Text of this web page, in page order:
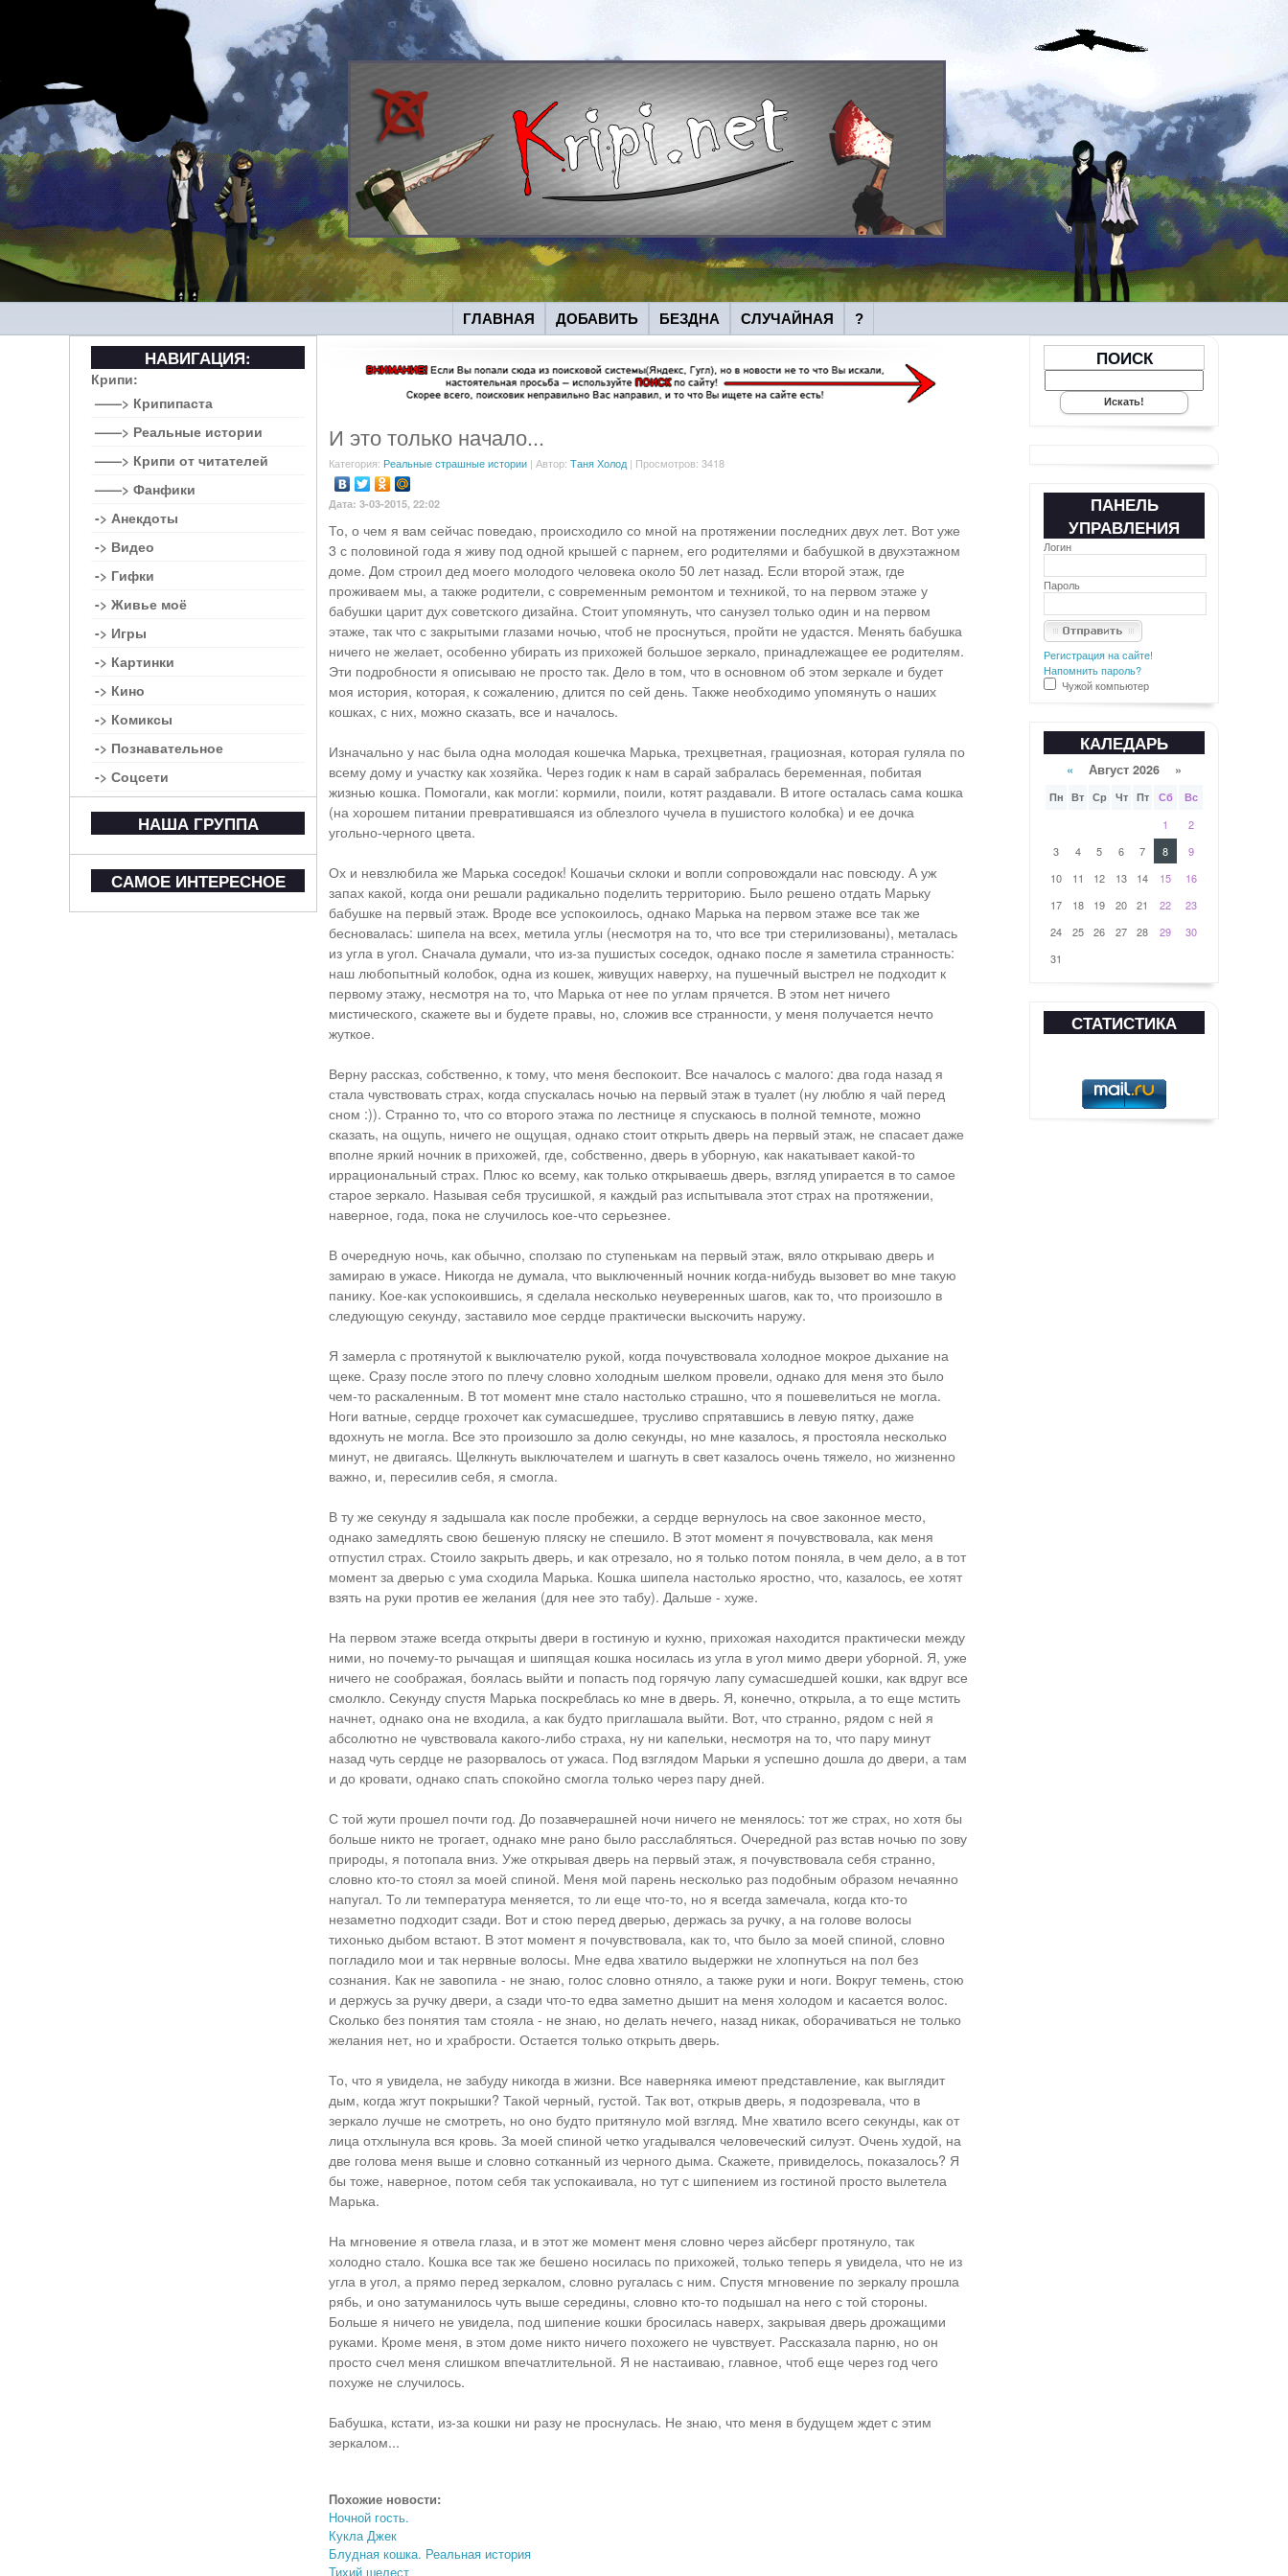
ГЛАВНАЯ ДОБАВИТЬ БЕЗДНА СЛУЧАЙНАЯ ?
И это только начало...
Категория: Реальные страшные истории| Автор: Таня Холод| Просмотров: 3418
Дата: 3-03-2015, 22:02
То, о чем я вам сейчас поведаю, происходило со мной на протяжении последних двух лет. Вот уже
3 с половиной года я живу под одной крышей с парнем, его родителями и бабушкой в двухэтажном
доме. Дом строил дед моего молодого человека около 50 лет назад. Если второй этаж, где
проживаем мы, а также родители, с современным ремонтом и техникой, то на первом этаже у
бабушки царит дух советского дизайна. Стоит упомянуть, что санузел только один и на первом
этаже, так что с закрытыми глазами ночью, чтоб не проснуться, пройти не удастся. Менять бабушка
ничего не желает, особенно убирать из прихожей большое зеркало, принадлежащее ее родителям.
Эти подробности я описываю не просто так. Дело в том, что в основном об этом зеркале и будет
моя история, которая, к сожалению, длится по сей день. Также необходимо упомянуть о наших
кошках, с них, можно сказать, все и началось.
Изначально у нас была одна молодая кошечка Марька, трехцветная, грациозная, которая гуляла по
всему дому и участку как хозяйка. Через годик к нам в сарай забралась беременная, побитая
жизнью кошка. Помогали, как могли: кормили, поили, котят раздавали. В итоге осталась сама кошка
(на хорошем питании превратившаяся из облезлого чучела в пушистого колобка) и ее дочка
угольно-черного цвета.
Ох и невзлюбила же Марька соседок! Кошачьи склоки и вопли сопровождали нас повсюду. А уж
запах какой, когда они решали радикально поделить территорию. Было решено отдать Марьку
бабушке на первый этаж. Вроде все успокоилось, однако Марька на первом этаже все так же
бесновалась: шипела на всех, метила углы (несмотря на то, что все три стерилизованы), металась
из угла в угол. Сначала думали, что из-за пушистых соседок, однако после я заметила странность:
наш любопытный колобок, одна из кошек, живущих наверху, на пушечный выстрел не подходит к
первому этажу, несмотря на то, что Марька от нее по углам прячется. В этом нет ничего
мистического, скажете вы и будете правы, но, сложив все странности, у меня получается нечто
жуткое.
Верну рассказ, собственно, к тому, что меня беспокоит. Все началось с малого: два года назад я
стала чувствовать страх, когда спускалась ночью на первый этаж в туалет (ну люблю я чай перед
сном :)). Странно то, что со второго этажа по лестнице я спускаюсь в полной темноте, можно
сказать, на ощупь, ничего не ощущая, однако стоит открыть дверь на первый этаж, не спасает даже
вполне яркий ночник в прихожей, где, собственно, дверь в уборную, как накатывает какой-то
иррациональный страх. Плюс ко всему, как только открываешь дверь, взгляд упирается в то самое
старое зеркало. Называя себя трусишкой, я каждый раз испытывала этот страх на протяжении,
наверное, года, пока не случилось кое-что серьезнее.
В очередную ночь, как обычно, сползаю по ступенькам на первый этаж, вяло открываю дверь и
замираю в ужасе. Никогда не думала, что выключенный ночник когда-нибудь вызовет во мне такую
панику. Кое-как успокоившись, я сделала несколько неуверенных шагов, как то, что произошло в
следующую секунду, заставило мое сердце практически выскочить наружу.
Я замерла с протянутой к выключателю рукой, когда почувствовала холодное мокрое дыхание на
щеке. Сразу после этого по плечу словно холодным шелком провели, однако для меня это было
чем-то раскаленным. В тот момент мне стало настолько страшно, что я пошевелиться не могла.
Ноги ватные, сердце грохочет как сумасшедшее, трусливо спрятавшись в левую пятку, даже
вдохнуть не могла. Все это произошло за долю секунды, но мне казалось, я простояла несколько
минут, не двигаясь. Щелкнуть выключателем и шагнуть в свет казалось очень тяжело, но жизненно
важно, и, пересилив себя, я смогла.
В ту же секунду я задышала как после пробежки, а сердце вернулось на свое законное место,
однако замедлять свою бешеную пляску не спешило. В этот момент я почувствовала, как меня
отпустил страх. Стоило закрыть дверь, и как отрезало, но я только потом поняла, в чем дело, а в тот
момент за дверью с ума сходила Марька. Кошка шипела настолько яростно, что, казалось, ее хотят
взять на руки против ее желания (для нее это табу). Дальше - хуже.
На первом этаже всегда открыты двери в гостиную и кухню, прихожая находится практически между
ними, но почему-то рычащая и шипящая кошка носилась из угла в угол мимо двери уборной. Я, уже
ничего не соображая, боялась выйти и попасть под горячую лапу сумасшедшей кошки, как вдруг все
смолкло. Секунду спустя Марька поскреблась ко мне в дверь. Я, конечно, открыла, а то еще мстить
начнет, однако она не входила, а как будто приглашала выйти. Вот, что странно, рядом с ней я
абсолютно не чувствовала какого-либо страха, ну ни капельки, несмотря на то, что пару минут
назад чуть сердце не разорвалось от ужаса. Под взглядом Марьки я успешно дошла до двери, а там
и до кровати, однако спать спокойно смогла только через пару дней.
С той жути прошел почти год. До позавчерашней ночи ничего не менялось: тот же страх, но хотя бы
больше никто не трогает, однако мне рано было расслабляться. Очередной раз встав ночью по зову
природы, я потопала вниз. Уже открывая дверь на первый этаж, я почувствовала себя странно,
словно кто-то стоял за моей спиной. Меня мой парень несколько раз подобным образом нечаянно
напугал. То ли температура меняется, то ли еще что-то, но я всегда замечала, когда кто-то
незаметно подходит сзади. Вот и стою перед дверью, держась за ручку, а на голове волосы
тихонько дыбом встают. В этот момент я почувствовала, как то, что было за моей спиной, словно
погладило мои и так нервные волосы. Мне едва хватило выдержки не хлопнуться на пол без
сознания. Как не завопила - не знаю, голос словно отняло, а также руки и ноги. Вокруг темень, стою
и держусь за ручку двери, а сзади что-то едва заметно дышит на меня холодом и касается волос.
Сколько без понятия там стояла - не знаю, но делать нечего, назад никак, оборачиваться не только
желания нет, но и храбрости. Остается только открыть дверь.
То, что я увидела, не забуду никогда в жизни. Все наверняка имеют представление, как выглядит
дым, когда жгут покрышки? Такой черный, густой. Так вот, открыв дверь, я подозревала, что в
зеркало лучше не смотреть, но оно будто притянуло мой взгляд. Мне хватило всего секунды, как от
лица отхлынула вся кровь. За моей спиной четко угадывался человеческий силуэт. Очень худой, на
две голова меня выше и словно сотканный из черного дыма. Скажете, привиделось, показалось? Я
бы тоже, наверное, потом себя так успокаивала, но тут с шипением из гостиной просто вылетела
Марька.
На мгновение я отвела глаза, и в этот же момент меня словно через айсберг протянуло, так
холодно стало. Кошка все так же бешено носилась по прихожей, только теперь я увидела, что не из
угла в угол, а прямо перед зеркалом, словно ругалась с ним. Спустя мгновение по зеркалу прошла
рябь, и оно затуманилось чуть выше середины, словно кто-то подышал на него с той стороны.
Больше я ничего не увидела, под шипение кошки бросилась наверх, закрывая дверь дрожащими
руками. Кроме меня, в этом доме никто ничего похожего не чувствует. Рассказала парню, но он
просто счел меня слишком впечатлительной. Я не настаиваю, главное, чтоб еще через год чего
похуже не случилось.
Бабушка, кстати, из-за кошки ни разу не проснулась. Не знаю, что меня в будущем ждет с этим
зеркалом...
Похожие новости:
Ночной гость.
Кукла Джек
Блудная кошка. Реальная история
Тихий шелест
НАВИГАЦИЯ:
Крипи:
——> Крипипаста
——> Реальные истории
——> Крипи от читателей
——> Фанфики
-> Анекдоты
-> Видео
-> Гифки
-> Живье моё
-> Игры
-> Картинки
-> Кино
-> Комиксы
-> Познавательное
-> Соцсети
НАША ГРУППА
САМОЕ ИНТЕРЕСНОЕ
ПОИСК
ПАНЕЛЬ
УПРАВЛЕНИЯ
Логин
Пароль
Регистрация на сайте!
Напомнить пароль?
Чужой компьютер
КАЛЕДАРЬ
« Август 2026 »
Пн Вт Ср Чт Пт Сб Вс
1
2
3
4 5 6 7 8
9
10
11 12 13 14 15
16
17
18 19 20 21 22
23
24
25 26 27 28 29
30
31
СТАТИСТИКА